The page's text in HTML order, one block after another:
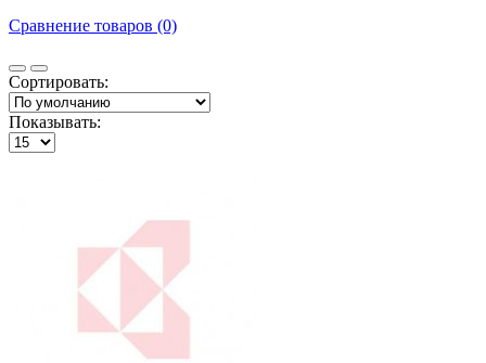
Сравнение товаров (0)
Сортировать:
Показывать: